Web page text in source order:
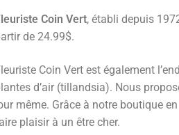
Coin Vert, établi depuis
de 24.99$.
Coin Vert est également
d’air (tillandsia). Nous
même. Grâce à notre boutique
plaisir à un être cher.